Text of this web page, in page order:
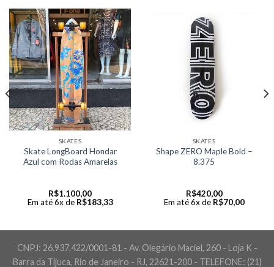
SKATES
Skate LongBoard Hondar
Azul com Rodas Amarelas
R$1.100,00
Em até 6x de R$183,33
SKATES
Shape ZERO Maple Bold –
8.375
R$420,00
Em até 6x de R$70,00
CNPJ: 26.937.422/0001-81 - Av. Olegário Maciel, 260 - Loja K -
Barra da Tijuca, Rio de Janeiro - RJ, 22621-200 - TELEFONE: (21)